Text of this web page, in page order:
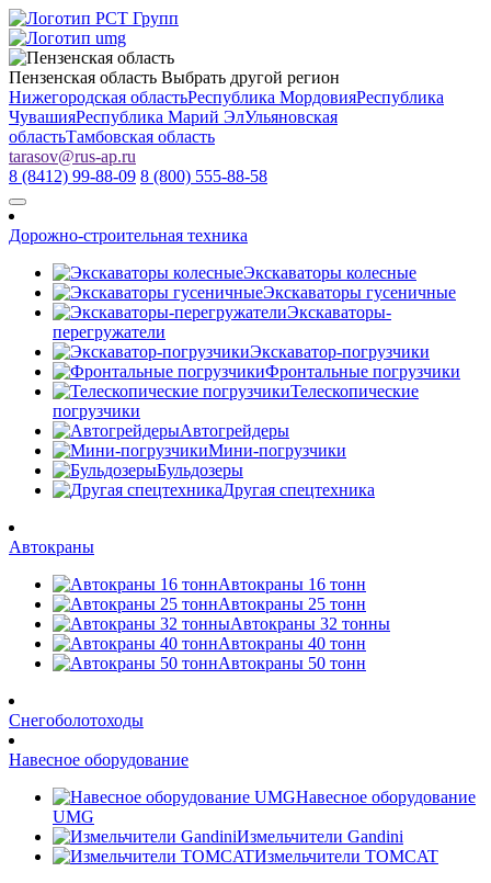
Пензенская область Выбрать другой регион
Нижегородская областьРеспублика МордовияРеспублика
ЧувашияРеспублика Марий ЭлУльяновская
областьТамбовская область
tarasov@rus-ap.ru
8 (8412) 99-88-09 8 (800) 555-88-58
Дорожно-строительная техника
Экскаваторы колесные
Экскаваторы гусеничные
Экскаваторы-
перегружатели
Экскаватор-погрузчики
Фронтальные погрузчики
Телескопические
погрузчики
Автогрейдеры
Мини-погрузчики
Бульдозеры
Другая спецтехника
Автокраны
Автокраны 16 тонн
Автокраны 25 тонн
Автокраны 32 тонны
Автокраны 40 тонн
Автокраны 50 тонн
Снегоболотоходы
Навесное оборудование
Навесное оборудование
UMG
Измельчители Gandini
Измельчители TOMCAT